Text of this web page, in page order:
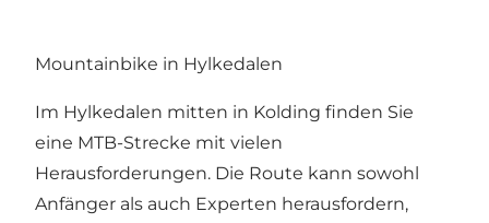
Mountainbike in Hylkedalen
Im Hylkedalen mitten in Kolding finden Sie
eine MTB-Strecke mit vielen
Herausforderungen. Die Route kann sowohl
Anfänger als auch Experten herausfordern,